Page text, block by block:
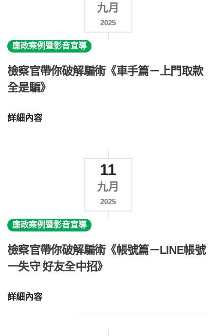
九月
2025
廉政案例暨影音宣導
檢察官帶你破解騙術《車手篇－上門取款
全是騙》
詳細內容
11
九月
2025
廉政案例暨影音宣導
檢察官帶你破解騙術《帳號篇－LINE帳號
一失守 好友全中招》
詳細內容